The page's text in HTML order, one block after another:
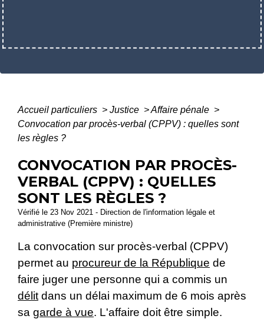
Accueil particuliers > Justice >Affaire pénale >
Convocation par procès-verbal (CPPV) : quelles sont
les règles ?
CONVOCATION PAR PROCÈS-
VERBAL (CPPV) : QUELLES
SONT LES RÈGLES ?
Vérifié le 23 Nov 2021 - Direction de l'information légale et
administrative (Première ministre)
La convocation sur procès-verbal (CPPV)
permet au procureur de la République de
faire juger une personne qui a commis un
délit dans un délai maximum de 6 mois après
sa garde à vue. L'affaire doit être simple.